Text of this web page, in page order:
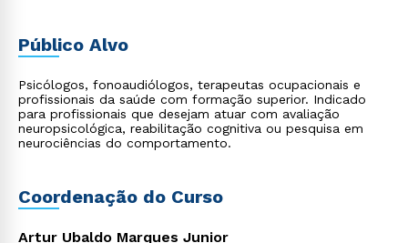
Público Alvo
Psicólogos, fonoaudiólogos, terapeutas ocupacionais e
profissionais da saúde com formação superior. Indicado
para profissionais que desejam atuar com avaliação
neuropsicológica, reabilitação cognitiva ou pesquisa em
neurociências do comportamento.
Coordenação do Curso
Artur Ubaldo Marques Junior